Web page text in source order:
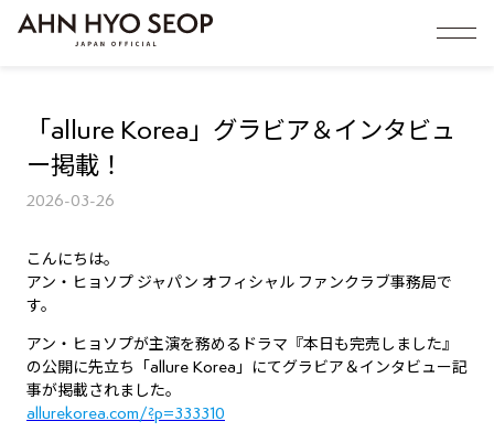
「allure Korea」グラビア＆インタビュ
ー掲載！
2026-03-26
こんにちは。
アン・ヒョソプ ジャパン オフィシャル ファンクラブ事務局で
す。
アン・ヒョソプが主演を務めるドラマ『本日も完売しました』
の公開に先立ち「allure Korea」にてグラビア＆インタビュー記
事が掲載されました。
allurekorea.com/?p=333310